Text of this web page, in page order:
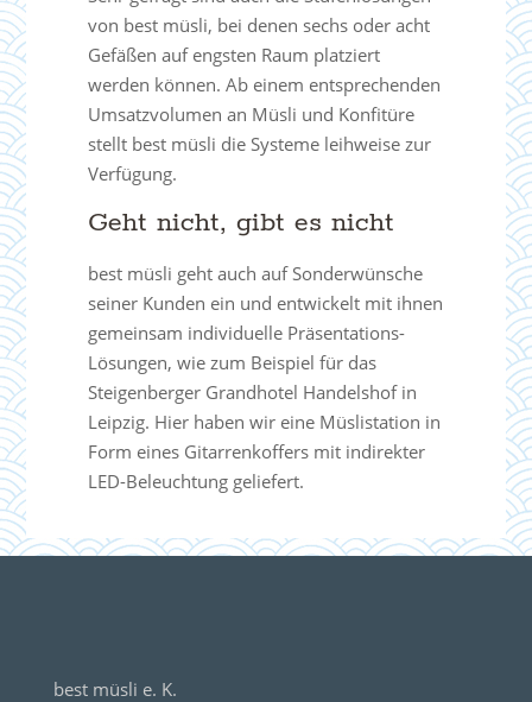
von best müsli, bei denen sechs oder acht
Gefäßen auf engsten Raum platziert
werden können. Ab einem entsprechenden
Umsatzvolumen an Müsli und Konfitüre
stellt best müsli die Systeme leihweise zur
Verfügung.
Geht nicht, gibt es nicht
best müsli geht auch auf Sonderwünsche
seiner Kunden ein und entwickelt mit ihnen
gemeinsam individuelle Präsentations-
Lösungen, wie zum Beispiel für das
Steigenberger Grandhotel Handelshof in
Leipzig. Hier haben wir eine Müslistation in
Form eines Gitarrenkoffers mit indirekter
LED-Beleuchtung geliefert.
best müsli e. K.